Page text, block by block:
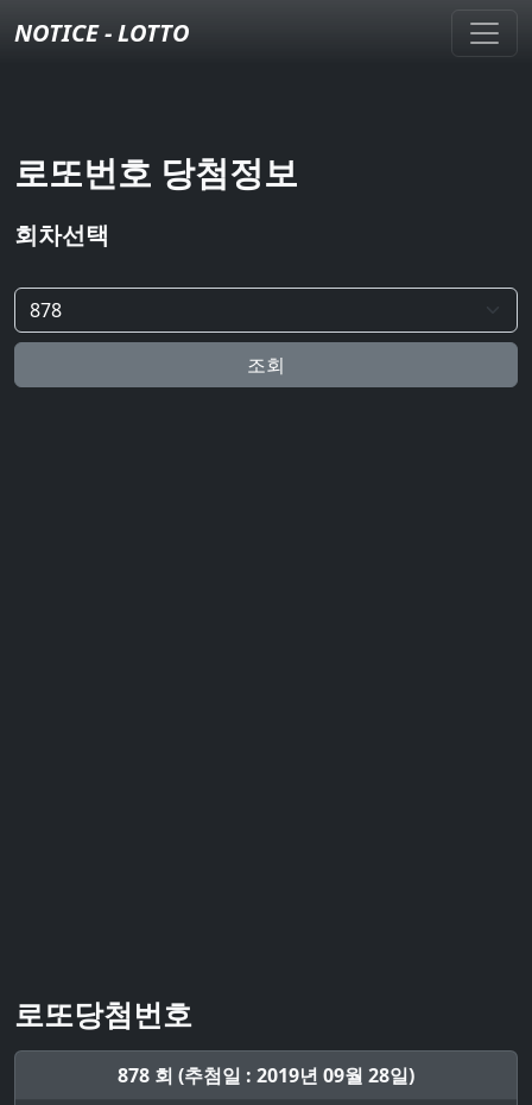
NOTICE - LOTTO
로또번호 당첨정보
회차선택
조회
로또당첨번호
878 회 (추첨일 : 2019년 09월 28일)